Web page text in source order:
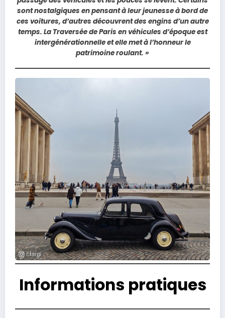
sont nostalgiques en pensant à leur jeunesse à bord de
ces voitures, d’autres découvrent des engins d’un autre
temps. La Traversée de Paris en véhicules d’époque est
intergénérationnelle et elle met à l’honneur le
patrimoine roulant. »
Informations pratiques